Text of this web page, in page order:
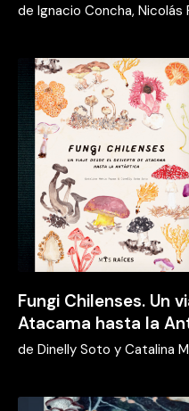
de Ignacio Concha, Nicolás
Fungi Chilenses. Un
Atacama hasta la
de Dinelly Soto y Catalina